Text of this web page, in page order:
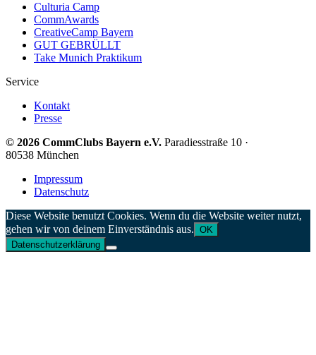
Culturia Camp
CommAwards
CreativeCamp Bayern
GUT GEBRÜLLT
Take Munich Praktikum
Service
Kontakt
Presse
© 2026 CommClubs Bayern e.V. Paradiesstraße 10 ·
80538 München
Impressum
Datenschutz
Diese Website benutzt Cookies. Wenn du die Website weiter nutzt,
gehen wir von deinem Einverständnis aus. OK
Datenschutzerklärung